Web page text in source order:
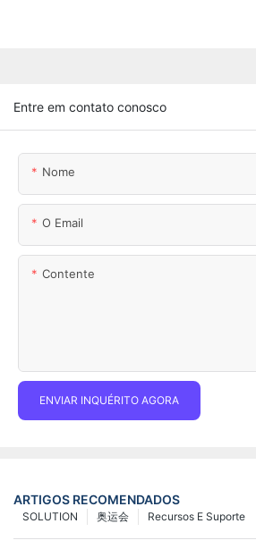
Entre em contato conosco
Nome
O Email
Contente
ENVIAR INQUÉRITO AGORA
ARTIGOS RECOMENDADOS
Recursos E Suporte
奥运会
SOLUTION